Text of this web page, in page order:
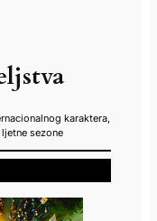
karaktera,
sezone